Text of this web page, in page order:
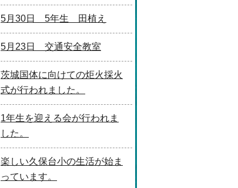
5月30日 5年生 田植え
5月23日 交通安全教室
茨城国体に向けての炬火採火
式が行われました。
1年生を迎える会が行われま
した。
楽しい久保台小の生活が始ま
っています。